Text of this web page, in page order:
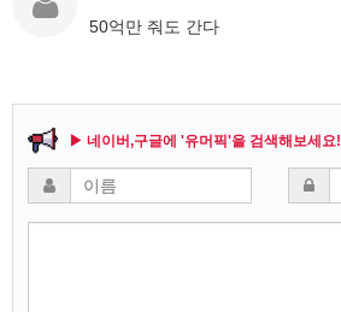
50억만 줘도 간다
▶ 네이버,구글에 '유머픽'을 검색해보세요!